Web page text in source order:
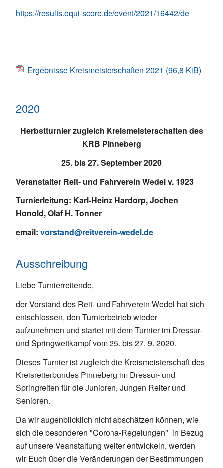
https://results.equi-score.de/event/2021/16442/de
Ergebnisse Kreismeisterschaften 2021 (96,8 KiB)
2020
Herbstturnier zugleich Kreismeisterschaften des
KRB Pinneberg
25. bis 27. September 2020
Veranstalter Reit- und Fahrverein Wedel v. 1923
Turnierleitung: Karl-Heinz Hardorp, Jochen
Honold, Olaf H. Tonner
email: vorstand@reitverein-wedel.de
Ausschreibung
Liebe Turnierreitende,
der Vorstand des Reit- und Fahrverein Wedel hat sich
entschlossen, den Turnierbetrieb wieder
aufzunehmen und startet mit dem Turnier im Dressur-
und Springwettkampf vom 25. bis 27. 9. 2020.
Dieses Turnier ist zugleich die Kreismeisterschaft des
Kreisreiterbundes Pinneberg im Dressur- und
Springreiten für die Junioren, Jungen Reiter und
Senioren.
Da wir augenblicklich nicht abschätzen können, wie
sich die besonderen "Corona-Regelungen" in Bezug
auf unsere Veanstaltung weiter entwickeln, werden
wir Euch über die Veränderungen der Bestimmungen